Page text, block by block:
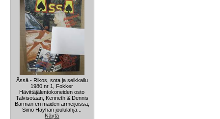
Ässä - Rikos, sota ja seikkailu
1980 nr 1, Fokker
Hävittäjälentokoneiden osto
Talvisotaan, Kenneth & Dennis
Barman eri maiden armeijoissa,
Simo Häyhän joululahja...
Näytä